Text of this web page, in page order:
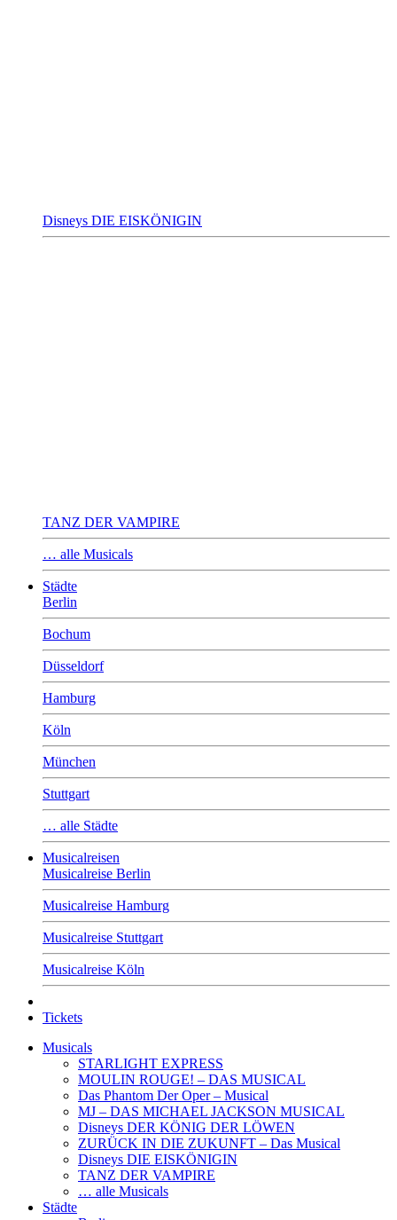
Disneys DIE EISKÖNIGIN
TANZ DER VAMPIRE
… alle Musicals
Städte
Berlin
Bochum
Düsseldorf
Hamburg
Köln
München
Stuttgart
… alle Städte
Musicalreisen
Musicalreise Berlin
Musicalreise Hamburg
Musicalreise Stuttgart
Musicalreise Köln
Tickets
Musicals
STARLIGHT EXPRESS
MOULIN ROUGE! – DAS MUSICAL
Das Phantom Der Oper – Musical
MJ – DAS MICHAEL JACKSON MUSICAL
Disneys DER KÖNIG DER LÖWEN
ZURÜCK IN DIE ZUKUNFT – Das Musical
Disneys DIE EISKÖNIGIN
TANZ DER VAMPIRE
… alle Musicals
Städte